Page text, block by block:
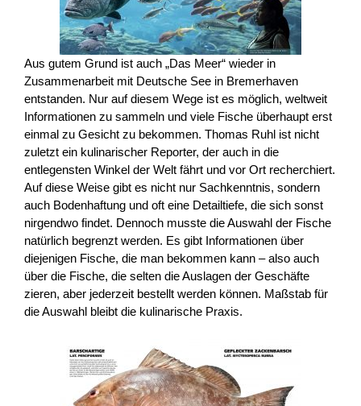
Aus gutem Grund ist auch „Das Meer“ wieder in
Zusammenarbeit mit Deutsche See in Bremerhaven
entstanden. Nur auf diesem Wege ist es möglich, weltweit
Informationen zu sammeln und viele Fische überhaupt erst
einmal zu Gesicht zu bekommen. Thomas Ruhl ist nicht
zuletzt ein kulinarischer Reporter, der auch in die
entlegensten Winkel der Welt fährt und vor Ort recherchiert.
Auf diese Weise gibt es nicht nur Sachkenntnis, sondern
auch Bodenhaftung und oft eine Detailtiefe, die sich sonst
nirgendwo findet. Dennoch musste die Auswahl der Fische
natürlich begrenzt werden. Es gibt Informationen über
diejenigen Fische, die man bekommen kann – also auch
über die Fische, die selten die Auslagen der Geschäfte
zieren, aber jederzeit bestellt werden können. Maßstab für
die Auswahl bleibt die kulinarische Praxis.